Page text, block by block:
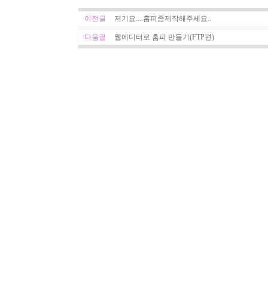
이전글 저기요....홈피좀제작해주세요..
다음글 웹에디터로 홈피 만들기(FTP편)